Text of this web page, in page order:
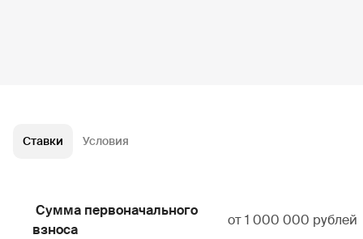
Ставки Условия
Сумма первоначального
взноса
от 1 000 000 рублей